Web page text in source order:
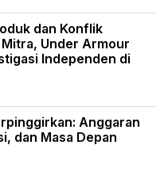
dan Konflik
Under Armour
Independen di
Anggaran
dan Masa Depan